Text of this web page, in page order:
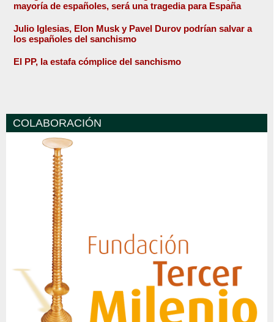
mayoría de españoles, será una tragedia para España
Julio Iglesias, Elon Musk y Pavel Durov podrían salvar a
los españoles del sanchismo
El PP, la estafa cómplice del sanchismo
COLABORACIÓN